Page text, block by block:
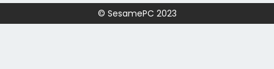
© SesamePC 2023